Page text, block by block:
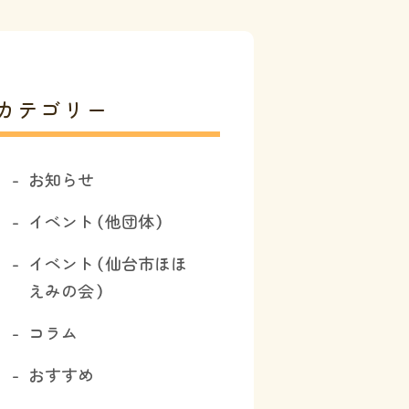
テゴリー
お知らせ
イベント（他団体）
イベント（仙台市ほほ
えみの会）
コラム
おすすめ